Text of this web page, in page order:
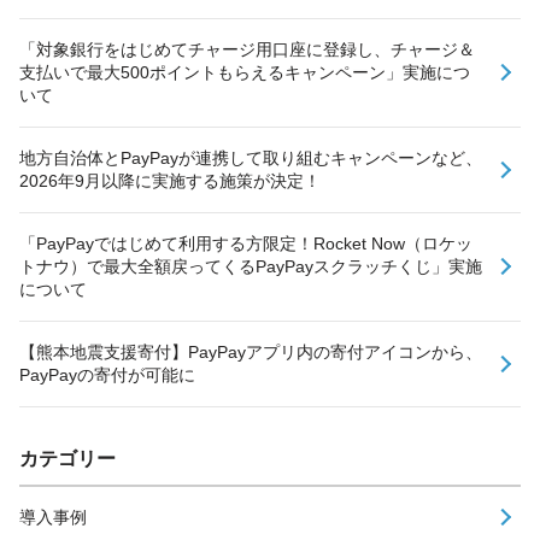
「対象銀行をはじめてチャージ用口座に登録し、チャージ＆
支払いで最大500ポイントもらえるキャンペーン」実施につ
いて
地方自治体とPayPayが連携して取り組むキャンペーンなど、
2026年9月以降に実施する施策が決定！
「PayPayではじめて利用する方限定！Rocket Now（ロケッ
トナウ）で最大全額戻ってくるPayPayスクラッチくじ」実施
について
【熊本地震支援寄付】PayPayアプリ内の寄付アイコンから、
PayPayの寄付が可能に
カテゴリー
導入事例